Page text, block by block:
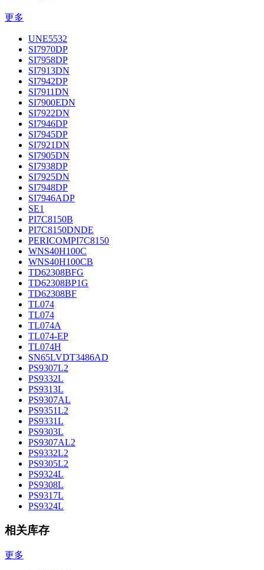
更多
UNE5532
SI7970DP
SI7958DP
SI7913DN
SI7942DP
SI7911DN
SI7900EDN
SI7922DN
SI7946DP
SI7945DP
SI7921DN
SI7905DN
SI7938DP
SI7925DN
SI7948DP
SI7946ADP
SE1
PI7C8150B
PI7C8150DNDE
PERICOMPI7C8150
WNS40H100C
WNS40H100CB
TD62308BFG
TD62308BP1G
TD62308BF
TL074
TL074
TL074A
TL074-EP
TL074H
SN65LVDT3486AD
PS9307L2
PS9332L
PS9313L
PS9307AL
PS9351L2
PS9331L
PS9303L
PS9307AL2
PS9332L2
PS9305L2
PS9324L
PS9308L
PS9317L
PS9324L
相关库存
更多